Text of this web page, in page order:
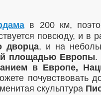
в 200 км,
повсюду, и в
дворца, и на
площадью Европы.
в Европе,
почувствовать
скульптура